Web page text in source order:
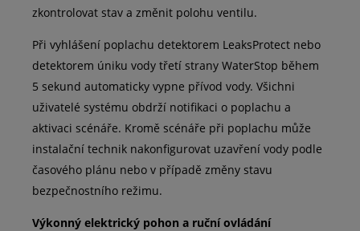
zkontrolovat stav a změnit polohu ventilu.
Při vyhlášení poplachu detektorem LeaksProtect nebo
detektorem úniku vody třetí strany WaterStop během
5 sekund automaticky vypne přívod vody. Všichni
uživatelé systému obdrží notifikaci o poplachu a
aktivaci scénáře. Kromě scénáře při poplachu může
instalační technik nakonfigurovat uzavření vody podle
časového plánu nebo v případě změny stavu
bezpečnostního režimu.
Výkonný elektrický pohon a ruční ovládání